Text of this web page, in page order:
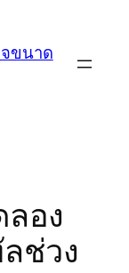
ขนาด
อง
ช่วง